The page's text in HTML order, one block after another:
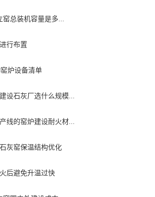
窑总装机容量是多...
行布置
炉设备清单
设石灰厂选什么规模...
线的窑炉建设耐火材...
灰窑保温结构优化
后避免升温过快